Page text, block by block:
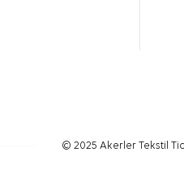
© 2025 Akerler Tekstil